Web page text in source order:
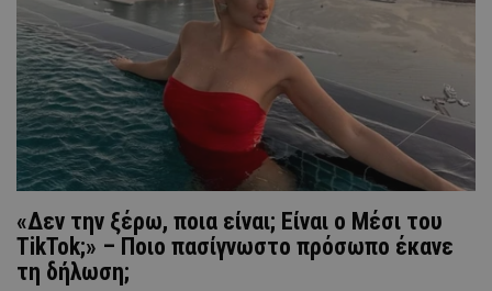
«Δεν την ξέρω, ποια είναι; Είναι ο Μέσι του
TikTok;» – Ποιο πασίγνωστο πρόσωπο έκανε
τη δήλωση;